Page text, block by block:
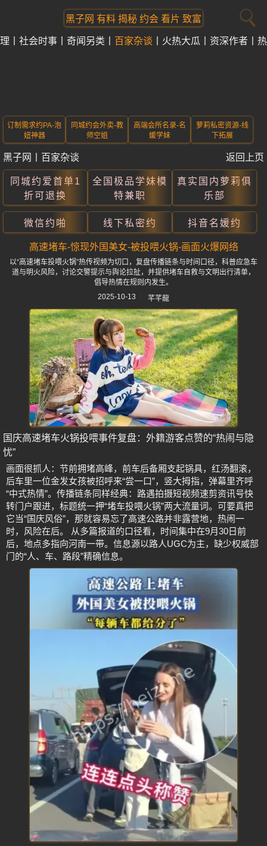
黑子网 有料 揭秘 约会 看片 致富
社会时事 奇闻另类 百家杂谈 火热大瓜 资深作者
订制需求约PA-泡
妞神器
同城约会外卖-教
师空姐
高端会所名录-名
媛学妹
萝莉私密资源-线
下拓展
黑子网 百家杂谈 返回上页
同城约爱首单1
折可退换
全国极品学妹模
特兼职
真实国内萝莉俱
乐部
微信约啪 线下私密约 抖音名媛约
高速堵车-惊现外国美女-被投喂火锅-画面火爆网络
以“高速堵车投喂火锅”热传视频为切口，复盘传播链条与时间口径，科普应急车
道与明火风险，讨论交警提示与舆论拉扯，并提供堵车自救与文明出行清单，
倡导热情在规则内发生。
2025-10-13
芊芊龍
国庆高速堵车火锅投喂事件复盘：外籍游客点赞的“热闹与隐
忧”
画面很抓人：节前拥堵高峰，前车后备厢支起锅具，红汤翻滚，
后车里一位金发女孩被招呼来“尝一口”，竖大拇指，弹幕里齐呼
“中式热情”。传播链条同样经典：路遇拍摄短视频速剪资讯号快
转门户跟进，标题统一押“堵车投喂火锅”两大流量词。可要真把
它当“国庆风俗”，那就容易忘了高速公路并非露营地，热闹一
时，风险在后。 从多篇报道的口径看，时间集中在9月30日前
后，地点多指向河南一带。信息源以路人UGC为主，缺少权威部
门的“人、车、路段”精确信息。